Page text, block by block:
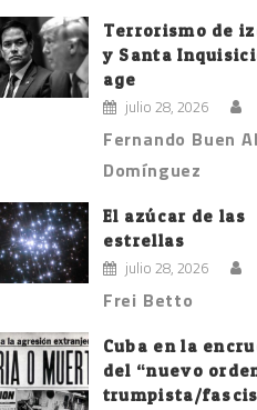
Terrorismo de
y Santa
age
julio 28, 2026
Fernando Buen
Domínguez
El azúcar de las
estrellas
julio 28, 2026
Frei Betto
Cuba en la
del “nuevo
trumpista/